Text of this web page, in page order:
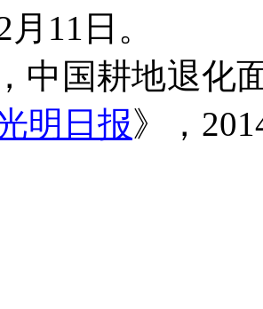
月 11 日。
中国耕地退化
明日报》，